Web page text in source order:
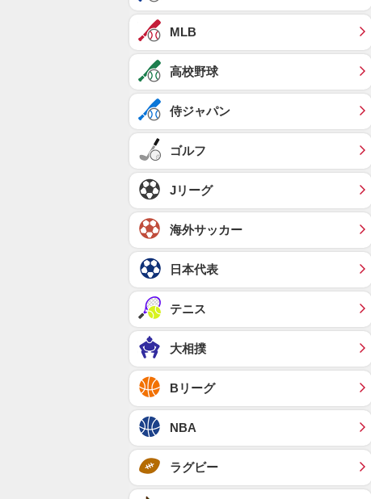
MLB
高校野球
侍ジャパン
ゴルフ
Jリーグ
海外サッカー
日本代表
テニス
大相撲
Bリーグ
NBA
ラグビー